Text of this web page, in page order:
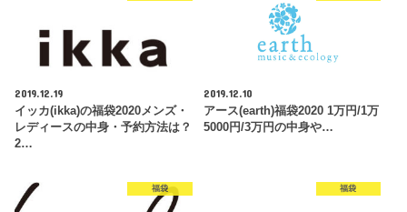
2019.12.19
イッカ(ikka)の福袋2020メンズ・
レディースの中身・予約方法は？
2…
2019.12.10
アース(earth)福袋2020 1万円/1万
5000円/3万円の中身や…
福袋 福袋